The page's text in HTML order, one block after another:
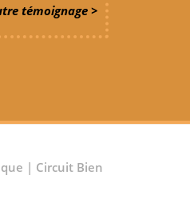
témoignage >
| Circuit Bien